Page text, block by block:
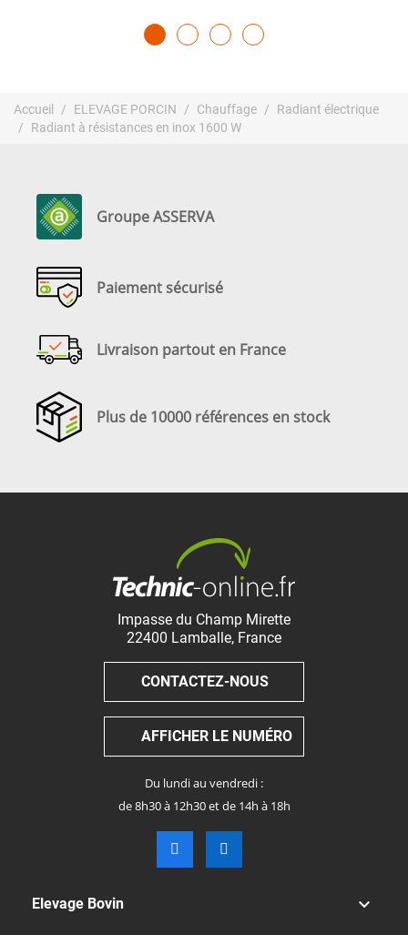
Accueil ELEVAGE PORCIN Chauffage
Radiant électrique
Radiant à résistances en inox 1600 W
Groupe ASSERVA
Paiement sécurisé
Livraison partout en France
Plus de 10000 références en stock
Impasse du Champ Mirette
22400 Lamballe, France
CONTACTEZ-NOUS
AFFICHER LE NUMÉRO
Du lundi au vendredi :
de 8h30 à 12h30 et de 14h à 18h
Elevage Bovin 